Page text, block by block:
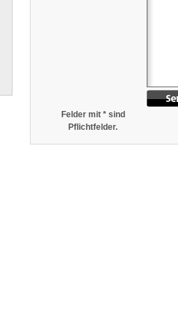
Felder mit * sind
Pflichtfelder.